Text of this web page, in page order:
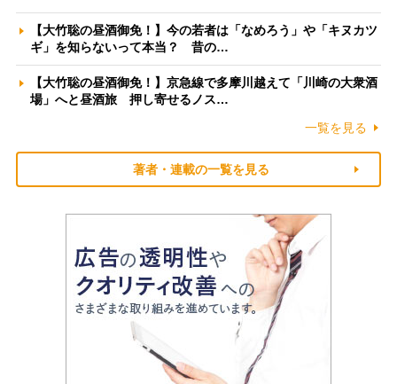
【大竹聡の昼酒御免！】今の若者は「なめろう」や「キヌカツ
ギ」を知らないって本当？ 昔の…
【大竹聡の昼酒御免！】京急線で多摩川越えて「川崎の大衆酒
場」へと昼酒旅 押し寄せるノス…
一覧を見る
著者・連載の一覧を見る